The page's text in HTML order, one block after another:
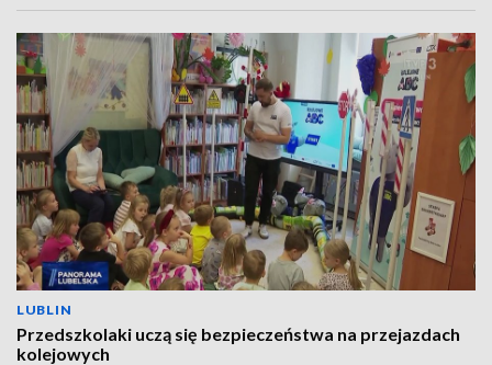
LUBLIN
Przedszkolaki uczą się bezpieczeństwa na przejazdach
kolejowych